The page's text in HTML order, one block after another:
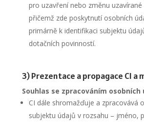
pro uzavření nebo změnu uzavírané
přičemž zde poskytnutí osobních
primárně k identifikaci subjektu
dotačních povinností.
3) Prezentace a propagace CI a
Souhlas se zpracováním osobních
CI dále shromažďuje a zpracovává
subjektu údajů v rozsahu – jméno,